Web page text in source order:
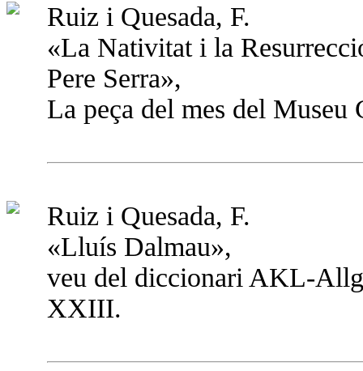
Ruiz i Quesada, F.
«La Nativitat i la
Pere Serra»,
La peça del mes del Museu
Ruiz i Quesada, F.
«Lluís Dalmau»,
veu del diccionari AKL-
XXIII.